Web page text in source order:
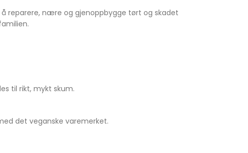
reparere, nære og gjenoppbygge tørt og skadet
til rikt, mykt skum.
det veganske varemerket.